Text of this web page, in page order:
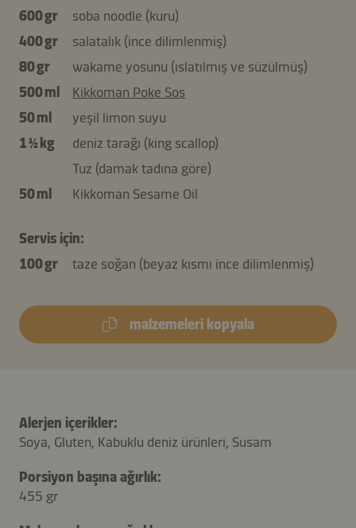
600 gr
soba noodle (kuru)
400 gr
salatalık (ince dilimlenmiş)
80 gr
wakame yosunu (ıslatılmış ve süzülmüş)
500 ml
Kikkoman Poke Sos
50 ml
yeşil limon suyu
1 ½ kg
deniz tarağı (king scallop)
Tuz (damak tadına göre)
50 ml
Kikkoman Sesame Oil
Servis için:
100 gr
taze soğan (beyaz kısmı ince dilimlenmiş)
malzemeleri kopyala
Alerjen içerikler:
Soya, Gluten, Kabuklu deniz ürünleri, Susam
Porsiyon başına ağırlık:
455 gr